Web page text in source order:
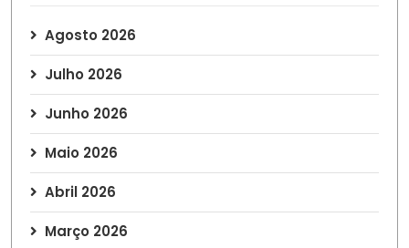
Agosto 2026
Julho 2026
Junho 2026
Maio 2026
Abril 2026
Março 2026